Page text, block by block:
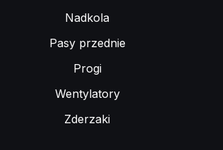
Nadkola
Pasy przednie
Progi
Wentylatory
Zderzaki